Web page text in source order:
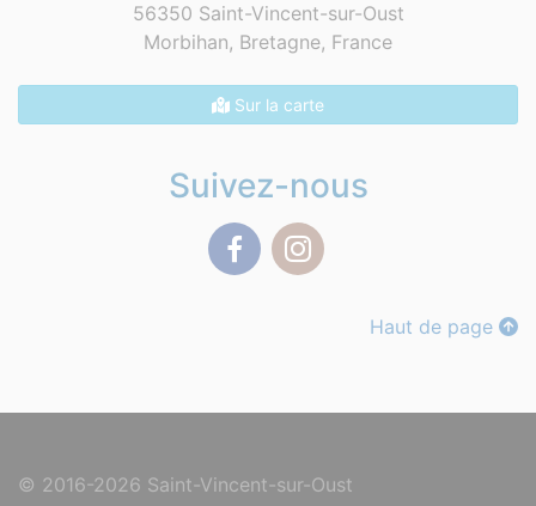
56350 Saint-Vincent-sur-Oust
Morbihan, Bretagne, France
Sur la carte
Suivez-nous
Haut de page
© 2016-2026 Saint-Vincent-sur-Oust